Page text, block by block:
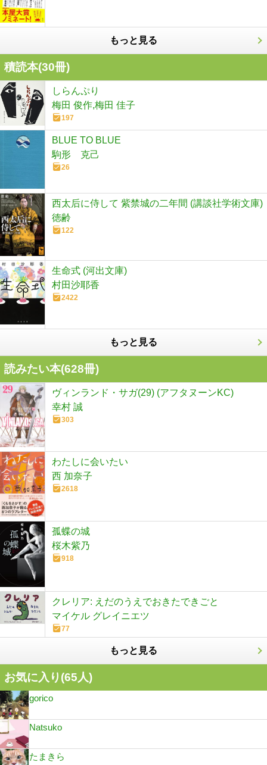
もっと見る
積読本(30冊)
しらんぷり
梅田 俊作,梅田 佳子
197
BLUE TO BLUE
駒形 克己
26
西太后に侍して 紫禁城の二年間 (講談社学術文庫)
徳齢
122
生命式 (河出文庫)
村田沙耶香
2422
もっと見る
読みたい本(628冊)
ヴィンランド・サガ(29) (アフタヌーンKC)
幸村 誠
303
わたしに会いたい
西 加奈子
2618
孤蝶の城
桜木紫乃
918
クレリア: えだのうえでおきたできごと
マイケル グレイニエツ
77
もっと見る
お気に入り(65人)
gorico
Natsuko
たまきら